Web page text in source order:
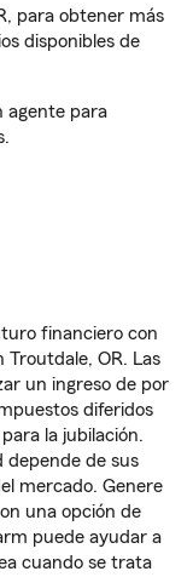
para obtener más
disponibles de
agente para
financiero con
Troutdale, OR. Las
un ingreso de por
diferidos
la jubilación.
depende de sus
mercado. Genere
una opción de
puede ayudar a
cuando se trata